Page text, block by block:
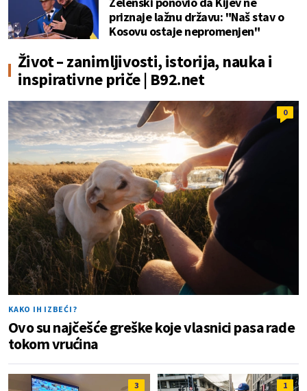
priznaje lažnu državu: "Naš stav o
Kosovu ostaje nepromenjen"
Život – zanimljivosti, istorija, nauka i
inspirativne priče | B92.net
0
KAKO IH IZBEĆI?
Ovo su najčešće greške koje vlasnici pasa rade
tokom vrućina
3 1